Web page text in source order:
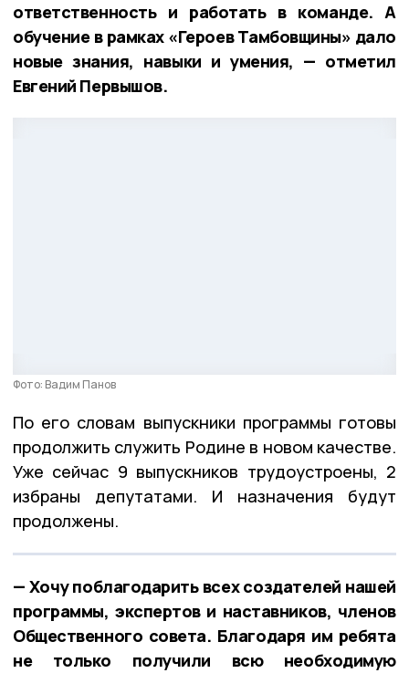
ответственность и работать в команде. А
обучение в рамках «Героев Тамбовщины» дало
новые знания, навыки и умения, — отметил
Евгений Первышов.
Фото: Вадим Панов
По его словам выпускники программы готовы
продолжить служить Родине в новом качестве.
Уже сейчас 9 выпускников трудоустроены, 2
избраны депутатами. И назначения будут
продолжены.
— Хочу поблагодарить всех создателей нашей
программы, экспертов и наставников, членов
Общественного совета. Благодаря им ребята
не только получили всю необходимую